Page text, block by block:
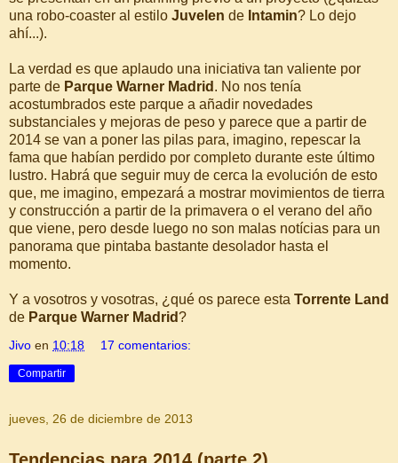
una robo-coaster al estilo Juvelen de Intamin? Lo dejo
ahí...).
La verdad es que aplaudo una iniciativa tan valiente por
parte de Parque Warner Madrid . No nos tenía
acostumbrados este parque a añadir novedades
substanciales y mejoras de peso y parece que a partir de
2014 se van a poner las pilas para, imagino, repescar la
fama que habían perdido por completo durante este último
lustro. Habrá que seguir muy de cerca la evolución de esto
que, me imagino, empezará a mostrar movimientos de tierra
y construcción a partir de la primavera o el verano del año
que viene, pero desde luego no son malas notícias para un
panorama que pintaba bastante desolador hasta el
momento.
Y a vosotros y vosotras, ¿qué os parece esta Torrente Land
de Parque Warner Madrid?
Jivo en 10:18 17 comentarios:
Compartir
jueves, 26 de diciembre de 2013